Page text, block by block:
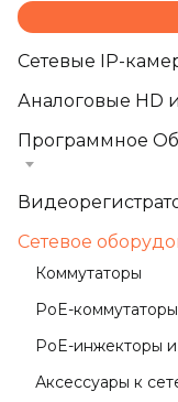
Сетевые IP-
Аналоговые HD
Программное
Сетевое
Коммутаторы
PoE-коммутаторы
PoE-инжекторы
Аксессуары к